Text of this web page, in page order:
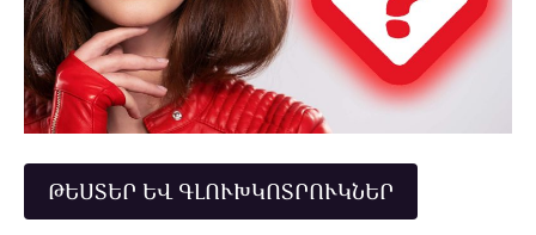
ԹԵՍՏԵՐ ԵՎ ԳԼՈՒԽԿՈՏՐՈՒԿՆԵՐ